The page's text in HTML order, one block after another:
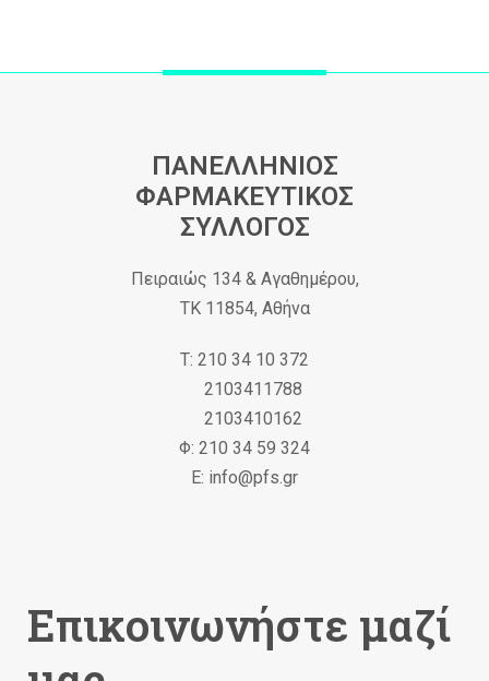
ΠΑΝΕΛΛΗΝΙΟΣ
ΦΑΡΜΑΚΕΥΤΙΚΟΣ
ΣΥΛΛΟΓΟΣ
Πειραιώς 134 & Αγαθημέρου,
ΤΚ 11854, Αθήνα
Τ: 210 34 10 372
2103411788
2103410162
Φ: 210 34 59 324
Ε: info@pfs.gr
Επικοινωνήστε μαζί